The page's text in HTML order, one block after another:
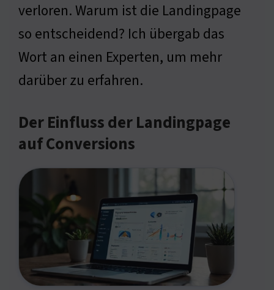
verloren. Warum ist die Landingpage
so entscheidend? Ich übergab das
Wort an einen Experten, um mehr
darüber zu erfahren.
Der Einfluss der Landingpage
auf Conversions